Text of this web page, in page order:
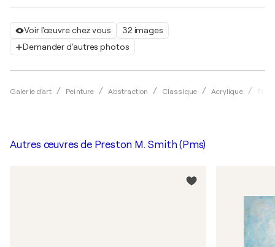
Voir l'œuvre chez vous
32 images
Demander d'autres photos
Galerie d'art Peinture Abstraction Classique Acrylique
Autres œuvres de Preston M. Smith (Pms)